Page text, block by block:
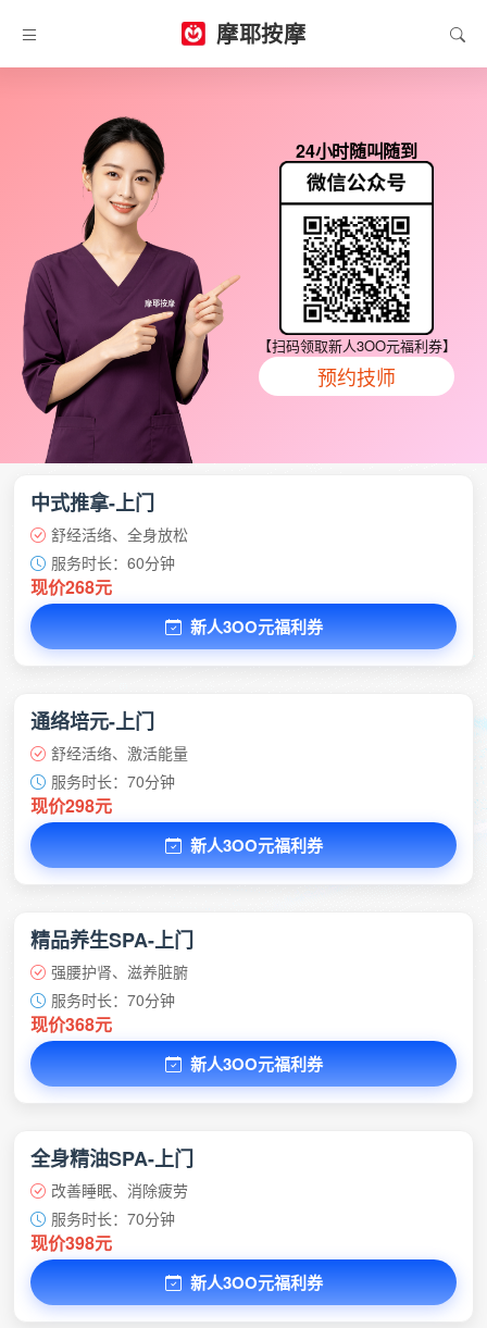
摩耶按摩
24小时随叫随到
【扫码领取新人3OO元福利券】
预约技师
中式推拿-上门
舒经活络、全身放松
服务时长：60分钟
现价268元
新人3OO元福利券
通络培元-上门
舒经活络、激活能量
服务时长：70分钟
现价298元
新人3OO元福利券
精品养生SPA-上门
强腰护肾、滋养脏腑
服务时长：70分钟
现价368元
新人3OO元福利券
全身精油SPA-上门
改善睡眠、消除疲劳
服务时长：70分钟
现价398元
新人3OO元福利券